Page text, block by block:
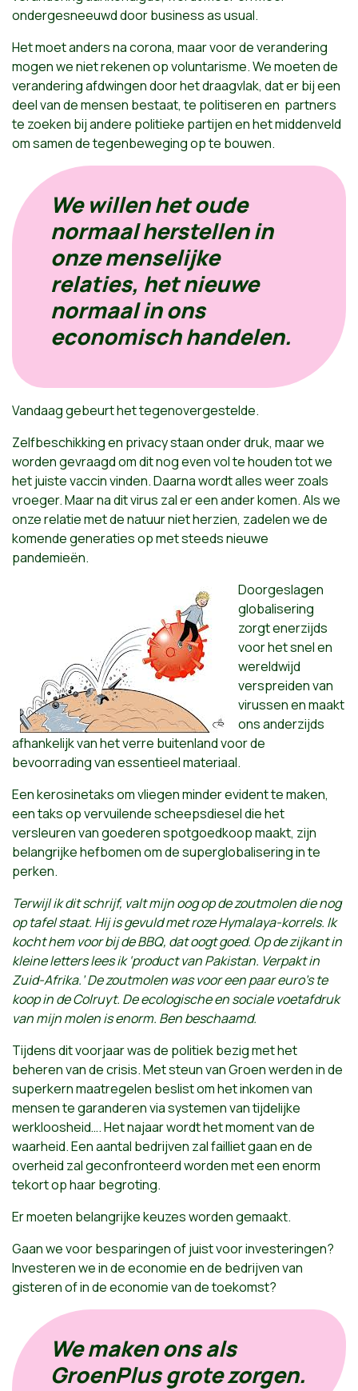
ondergesneeuwd door business as usual.
Het moet anders na corona, maar voor de verandering
mogen we niet rekenen op voluntarisme. We moeten de
verandering afdwingen door het draagvlak, dat er bij een
deel van de mensen bestaat, te politiseren en partners
te zoeken bij andere politieke partijen en het middenveld
om samen de tegenbeweging op te bouwen.
We willen het oude
normaal herstellen in
onze menselijke
relaties, het nieuwe
normaal in ons
economisch handelen.
Vandaag gebeurt het tegenovergestelde.
Zelfbeschikking en privacy staan onder druk, maar we
worden gevraagd om dit nog even vol te houden tot we
het juiste vaccin vinden. Daarna wordt alles weer zoals
vroeger. Maar na dit virus zal er een ander komen. Als we
onze relatie met de natuur niet herzien, zadelen we de
komende generaties op met steeds nieuwe
pandemieën.
Doorgeslagen
globalisering
zorgt enerzijds
voor het snel en
wereldwijd
verspreiden van
virussen en maakt
ons anderzijds
afhankelijk van het verre buitenland voor de
bevoorrading van essentieel materiaal.
Een kerosinetaks om vliegen minder evident te maken,
een taks op vervuilende scheepsdiesel die het
versleuren van goederen spotgoedkoop maakt, zijn
belangrijke hefbomen om de superglobalisering in te
perken.
Terwijl ik dit schrijf, valt mijn oog op de zoutmolen die nog
op tafel staat. Hij is gevuld met roze Hymalaya-korrels. Ik
kocht hem voor bij de BBQ, dat oogt goed. Op de zijkant in
kleine letters lees ik ‘product van Pakistan. Verpakt in
Zuid-Afrika.’ De zoutmolen was voor een paar euro’s te
koop in de Colruyt. De ecologische en sociale voetafdruk
van mijn molen is enorm. Ben beschaamd.
Tijdens dit voorjaar was de politiek bezig met het
beheren van de crisis. Met steun van Groen werden in de
superkern maatregelen beslist om het inkomen van
mensen te garanderen via systemen van tijdelijke
werkloosheid…. Het najaar wordt het moment van de
waarheid. Een aantal bedrijven zal failliet gaan en de
overheid zal geconfronteerd worden met een enorm
tekort op haar begroting.
Er moeten belangrijke keuzes worden gemaakt.
Gaan we voor besparingen of juist voor investeringen?
Investeren we in de economie en de bedrijven van
gisteren of in de economie van de toekomst?
We maken ons als
GroenPlus grote zorgen.